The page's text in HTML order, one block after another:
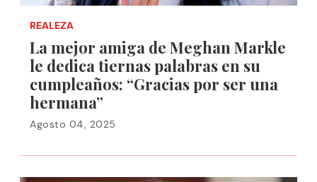
REALEZA
La mejor amiga de Meghan Markle
le dedica tiernas palabras en su
cumpleaños: “Gracias por ser una
hermana”
Agosto 04, 2025